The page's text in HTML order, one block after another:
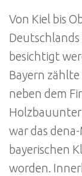
Von Kiel bis
besichtigt
Bayern
neben dem
war das
bayerischen
worden.